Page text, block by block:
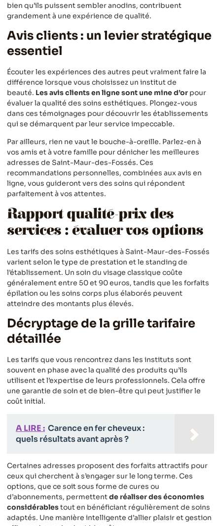
bien qu’ils puissent sembler anodins, contribuent
grandement à une expérience de qualité.
Avis clients : un levier stratégique
essentiel
Écouter les expériences des autres peut vraiment faire la
différence lorsque vous choisissez un institut de
beauté. Les avis clients en ligne sont une mine d’or pour
évaluer la qualité des soins esthétiques. Plongez-vous
dans ces témoignages pour découvrir les établissements
qui se démarquent par leur service impeccable.
Par ailleurs, rien ne vaut le bouche-à-oreille. Parlez-en à
vos amis et à votre famille pour dénicher les meilleures
adresses de Saint-Maur-des-Fossés. Ces
recommandations personnelles, combinées aux avis en
ligne, vous guideront vers des soins qui répondent
parfaitement à vos attentes.
Rapport qualité-prix des
services : évaluer vos options
Les tarifs des soins esthétiques à Saint-Maur-des-Fossés
varient selon le type de prestation et le standing de
l’établissement. Un soin du visage classique coûte
généralement entre 50 et 90 euros, tandis que les forfaits
épilation ou les soins corps plus élaborés peuvent
atteindre des montants plus élevés.
Décryptage de la grille tarifaire
détaillée
Les tarifs que vous rencontrez dans les instituts sont
souvent en phase avec la qualité des produits qu’ils
utilisent et l’expertise de leurs professionnels. Cela offre
une garantie de soin et de bien-être qui peut justifier le
coût initial.
A LIRE : Carence en fer cheveux :
quels résultats avant après ?
Certaines adresses proposent des forfaits attractifs pour
ceux qui cherchent à s’engager sur le long terme. Ces
options, que ce soit sous forme de cures ou
d’abonnements, permettentde réaliser des économies
considérablestout en bénéficiant régulièrement de soins
adaptés. Une manière intelligente d’allier plaisir et gestion